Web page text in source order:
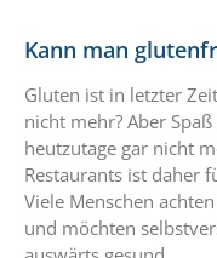
Kann man
Gluten ist in letzter
nicht mehr? Aber
heutzutage gar nicht
Restaurants ist daher
Viele Menschen
und möchten